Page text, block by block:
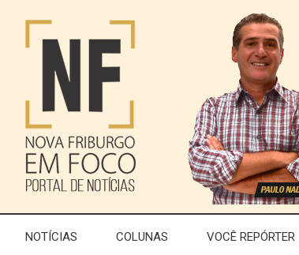
NOTÍCIAS COLUNAS VOCÊ REPÓRTER